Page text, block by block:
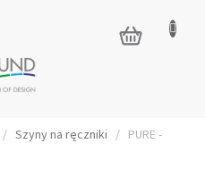
KOSZYK
/ Szyny na ręczniki / PURE -